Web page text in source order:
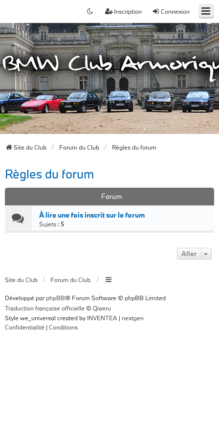
Connexion
Inscription
Site du Club Forum du Club Règles du forum
Règles du forum
Forum
À lire une fois inscrit sur le forum
Sujets : 5
Aller
Site du Club Forum du Club
Développé parphpBB® Forum Software © phpBB Limited
Traduction française officielle ©Qiaeru
Style we_universal created byINVENTEA | nextgen
Confidentialité | Conditions